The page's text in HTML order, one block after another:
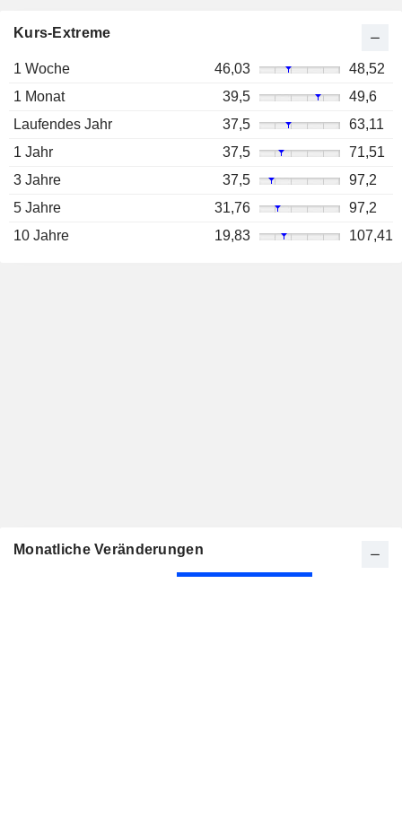
Kurs-Extreme
1 Woche 46,03
48,52
1 Monat
39,5
49,6
Laufendes Jahr
37,5
63,11
1 Jahr
37,5
71,51
3 Jahre
37,5
97,2
5 Jahre
31,76
97,2
10 Jahre
19,83 107,41
Monatliche Veränderungen